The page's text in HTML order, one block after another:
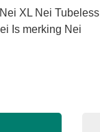
XL Nei
Is merking Nei